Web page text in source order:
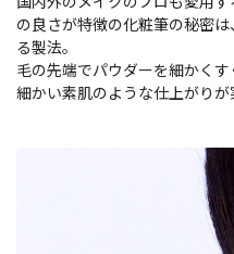
の良さが特徴の化粧筆の秘密
る製法。
毛の先端でパウダーを細かく
細かい素肌のような仕上がりが